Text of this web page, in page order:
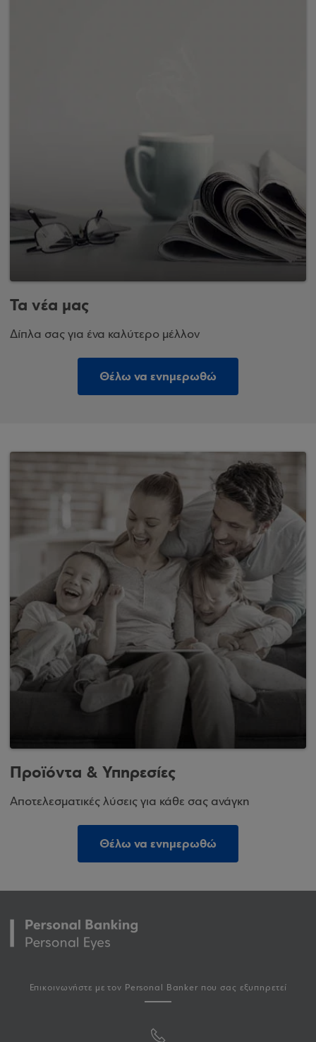
Τα νέα μας
Δίπλα σας για ένα καλύτερο μέλλον
Θέλω να ενημερωθώ
Προϊόντα & Υπηρεσίες
Αποτελεσματικές λύσεις για κάθε σας ανάγκη
Θέλω να ενημερωθώ
Επικοινωνήστε με τον Personal Banker που σας εξυπηρετεί